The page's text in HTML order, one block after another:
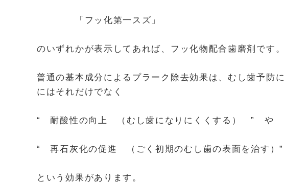
「フッ化第一スズ」
のいずれかが表示してあれば、フッ化物配合歯磨剤です。
普通の基本成分によるプラーク除去効果は、むし歯予防
にはそれだけでなく
“ 耐酸性の向上 （むし歯になりにくくする） ” や
“ 再石灰化の促進 （ごく初期のむし歯の表面を治す）”
という効果があります。